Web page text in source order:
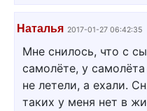
Наталья 2017-01-27 06:42:35
Мне снилось, что с
самолёте, у
не летели, а ехали.
таких у меня нет в